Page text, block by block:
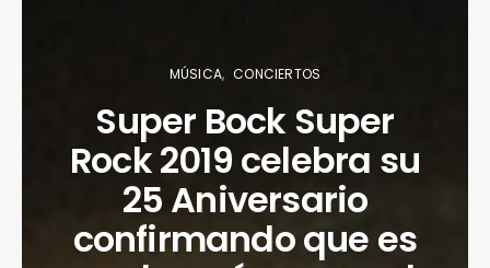
MÚSICA CONCIERTOS
Super Bock Super
Rock 2019 celebra su
25 Aniversario
confirmando que es